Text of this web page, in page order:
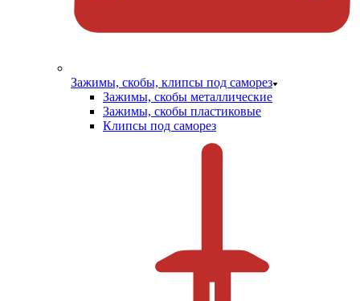
Зажимы, скобы, клипсы под саморез
Зажимы, скобы металлические
Зажимы, скобы пластиковые
Клипсы под саморез